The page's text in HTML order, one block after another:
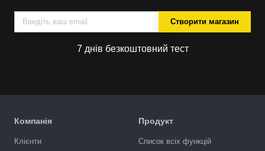
Створити магазин
7 днів безкоштовний тест
Компанія
Клієнти
Продукт
Список всіх функцій